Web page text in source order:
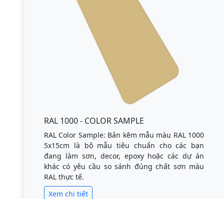
RAL 1000 - COLOR SAMPLE
RAL Color Sample: Bản kẽm mẫu màu RAL 1000
5x15cm là bộ mẫu tiêu chuẩn cho các bạn
đang làm sơn, decor, epoxy hoặc các dự án
khác có yêu cầu so sánh đúng chất sơn màu
RAL thực tế.
Xem chi tiết